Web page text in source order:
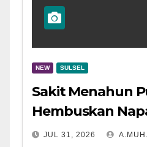
NEW SULSEL
Sakit Menahun
Hembuskan
JUL 31, 2026